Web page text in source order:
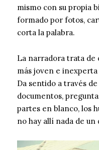
mismo con su propia
formado por fotos,
corta la palabra.
La narradora trata de
más joven e
Da sentido a través
documentos,
partes en blanco, los
no hay allí nada de